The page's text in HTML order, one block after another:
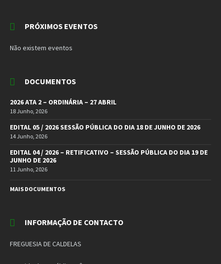
PRÓXIMOS EVENTOS
Não existem eventos
DOCUMENTOS
2026 ATA 2 – ORDINÁRIA – 27 ABRIL
18 Junho, 2026
EDITAL 05 / 2026 SESSÃO PÚBLICA DO DIA 18 DE JUNHO DE 2026
14 Junho, 2026
EDITAL 04 / 2026 – RETIFICATIVO – SESSÃO PÚBLICA DO DIA 19 DE
JUNHO DE 2026
11 Junho, 2026
MAIS DOCUMENTOS
INFORMAÇÃO DE CONTACTO
FREGUESIA DE CALDELAS